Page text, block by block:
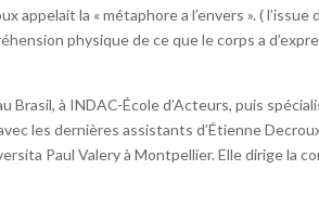
appelait la « métaphore a l’envers ». (
physique de ce que le corps a
à INDAC-École d’Acteurs, puis
les dernières assistants d’Étienne
Paul Valery à Montpellier. Elle dirige la